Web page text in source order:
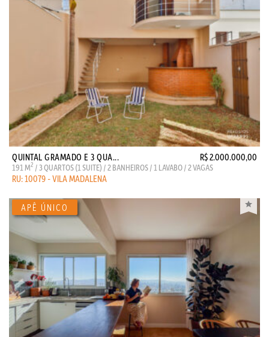
QUINTAL GRAMADO E 3 QUA... R$ 2.000.000,00
191 M2 / 3 QUARTOS (1 SUITE) / 2 BANHEIROS / 1 LAVABO / 2 VAGAS
RU: 10079 - VILA MADALENA